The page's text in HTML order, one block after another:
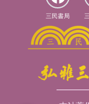
三民書局